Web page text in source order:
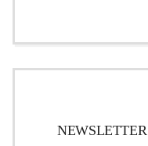
NEWSLETTER